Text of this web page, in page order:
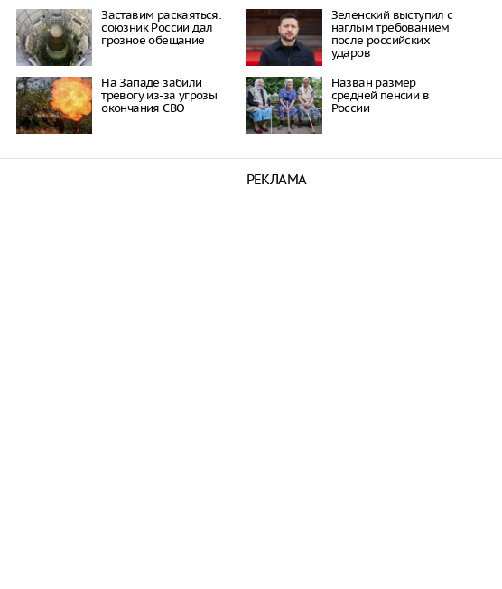
Заставим раскаяться:
союзник России дал
грозное обещание
Зеленский выступил с
наглым требованием
после российских
ударов
На Западе забили
тревогу из-за угрозы
окончания СВО
Назван размер
средней пенсии в
России
РЕКЛАМА